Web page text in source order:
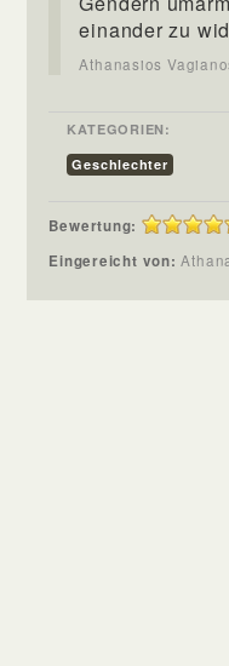
einander zu
Athanasios
KATEGORIEN:
Geschlechter
Bewertung:
Eingereicht von: